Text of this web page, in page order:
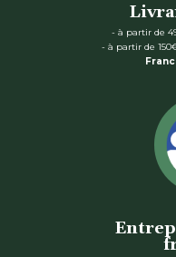
- à partir de
- à partir de